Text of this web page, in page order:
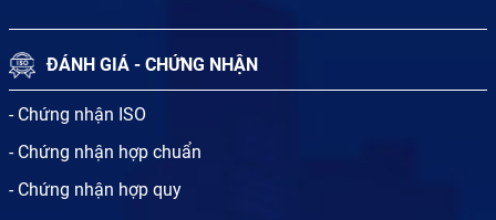
ĐÁNH GIÁ - CHỨNG NHẬN
- Chứng nhận ISO
- Chứng nhận hợp chuẩn
- Chứng nhận hợp quy